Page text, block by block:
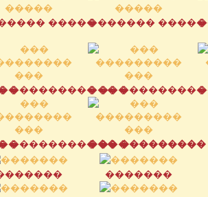
������������ �����
��������� ������ ���������
��������� ������ ���������
�������